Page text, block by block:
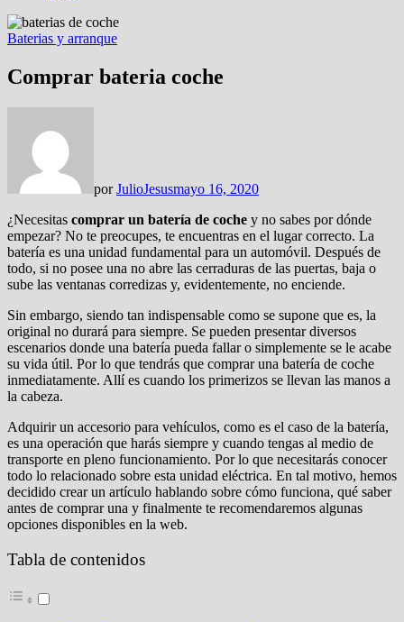
Baterias y arranque
Comprar bateria coche
porJulioJesusmayo 16, 2020
¿Necesitas comprar un batería de coche y no sabes por dónde
empezar? No te preocupes, te encuentras en el lugar correcto. La
batería es una unidad fundamental para un automóvil. Después de
todo, si no posee una no abre las cerraduras de las puertas, baja o
sube las ventanas corredizas y, evidentemente, no enciende.
Sin embargo, siendo tan indispensable como se supone que es, la
original no durará para siempre. Se pueden presentar diversos
escenarios donde una batería pueda fallar o simplemente se le acabe
su vida útil. Por lo que tendrás que comprar una batería de coche
inmediatamente. Allí es cuando los primerizos se llevan las manos a
la cabeza.
Adquirir un accesorio para vehículos, como es el caso de la batería,
es una operación que harás siempre y cuando tengas al medio de
transporte en pleno funcionamiento. Por lo que necesitarás conocer
todo lo relacionado sobre esta unidad eléctrica. En tal motivo, hemos
decidido crear un artículo hablando sobre cómo funciona, qué saber
antes de comprar una y finalmente te recomendaremos algunas
opciones disponibles en la web.
Tabla de contenidos